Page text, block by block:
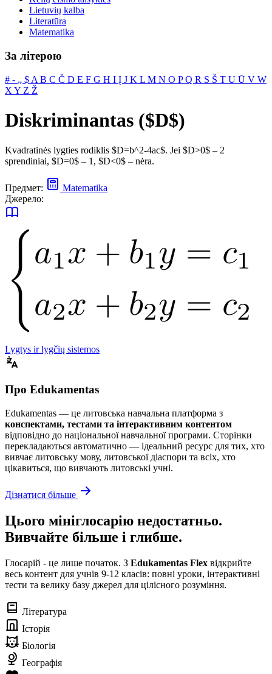
Lietuvių kalba
Literatūra
Matematika
За літерою
# ‐ „ $ A B C Č D E F G H I Į J K L M N O PQ R S Š T U Ū V W
X Y Z Ž
Diskriminantas ($D$)
Kvadratinės lygties rodiklis $D=b^2-4ac$. Jei $D>0$ – 2
sprendiniai, $D=0$ – 1, $D<0$ – nėra.
Предмет:
Matematika
Джерело:
Lygtys ir lygčių sistemos
Про Edukamentas
Edukamentas — це литовська навчальна платформа з
конспектами, тестами та інтерактивним контентом
відповідно до національної навчальної програми. Сторінки
перекладаються автоматично — ідеальний ресурс для тих, хто
вивчає литовську мову, литовської діаспори та всіх, хто
цікавиться, що вивчають литовські учні.
Дізнатися більше
Цього мініглосарію недостатньо.
Вивчайте більше і глибше.
Глосарій - це лише початок. З Edukamentas Flex відкрийте
весь контент для учнів 9-12 класів: повні уроки, інтерактивні
тести та велику базу джерел для цілісного розуміння.
Література
Історія
Біологія
Географія